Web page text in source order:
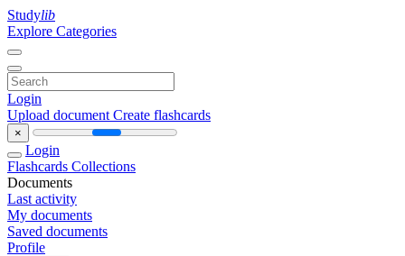
Studylib
Explore Categories
Login
Upload document Create flashcards
×
Login
Flashcards Collections
Documents
Last activity
My documents
Saved documents
Profile